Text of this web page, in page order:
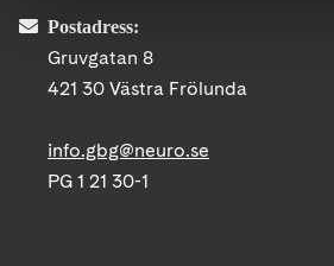
Postadress:
Gruvgatan 8
421 30 Västra Frölunda
info.gbg@neuro.se
PG 1 21 30-1